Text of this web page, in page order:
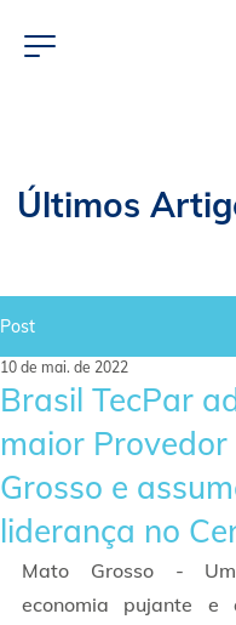
Últimos
Post
Brasil TecPar
maior
Grosso e
liderança no
10 de mai. de 2022
Mato Grosso -
economia pujante e